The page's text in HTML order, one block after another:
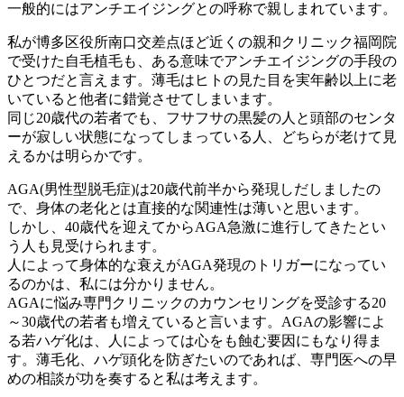
一般的にはアンチエイジングとの呼称で親しまれています。
私が博多区役所南口交差点ほど近くの親和クリニック福岡院
で受けた自毛植毛も、ある意味でアンチエイジングの手段の
ひとつだと言えます。薄毛はヒトの見た目を実年齢以上に老
いていると他者に錯覚させてしまいます。
同じ20歳代の若者でも、フサフサの黒髪の人と頭部のセンタ
ーが寂しい状態になってしまっている人、どちらが老けて見
えるかは明らかです。
AGA(男性型脱毛症)は20歳代前半から発現しだしましたの
で、身体の老化とは直接的な関連性は薄いと思います。
しかし、40歳代を迎えてからAGA急激に進行してきたとい
う人も見受けられます。
人によって身体的な衰えがAGA発現のトリガーになってい
るのかは、私には分かりません。
AGAに悩み専門クリニックのカウンセリングを受診する20
～30歳代の若者も増えていると言います。AGAの影響によ
る若ハゲ化は、人によっては心をも蝕む要因にもなり得ま
す。薄毛化、ハゲ頭化を防ぎたいのであれば、専門医への早
めの相談が功を奏すると私は考えます。